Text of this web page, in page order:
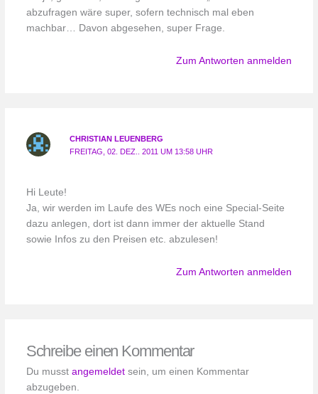
abzufragen wäre super, sofern technisch mal eben
machbar… Davon abgesehen, super Frage.
Zum Antworten anmelden
CHRISTIAN LEUENBERG
FREITAG, 02. DEZ.. 2011 UM 13:58 UHR
Hi Leute!
Ja, wir werden im Laufe des WEs noch eine Special-Seite
dazu anlegen, dort ist dann immer der aktuelle Stand
sowie Infos zu den Preisen etc. abzulesen!
Zum Antworten anmelden
Schreibe einen Kommentar
Du musst angemeldetsein, um einen Kommentar
abzugeben.